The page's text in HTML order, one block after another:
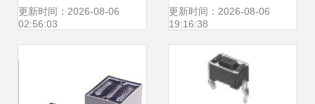
2019年Datasheet
实验分析仪器制造
更新时间：2026-08-06
02:56:03
到电气性能的完整
指南
更新时间：2026-08-06
19:16:38